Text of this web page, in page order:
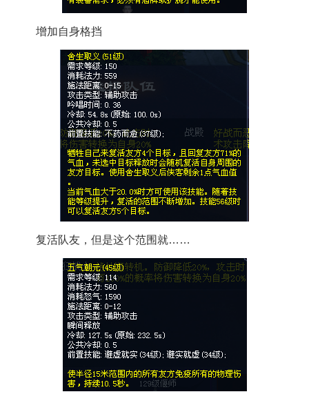
增加自身格挡
复活队友，但是这个范围就……